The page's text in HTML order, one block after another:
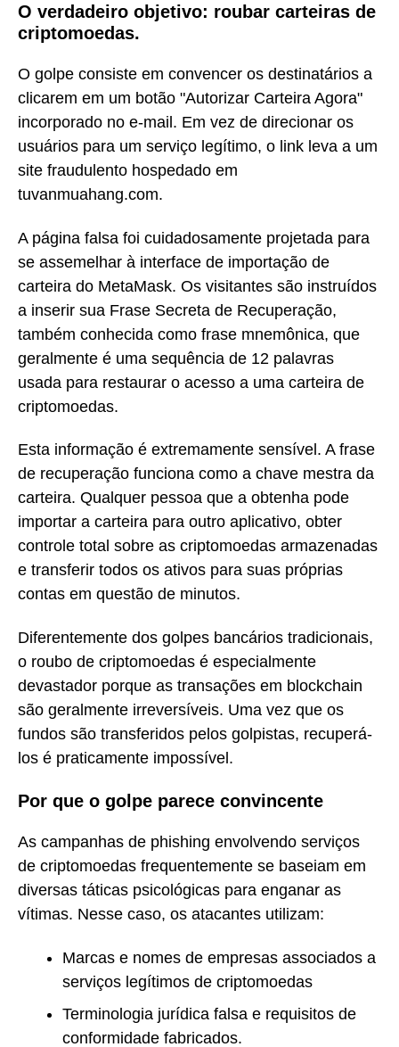
O verdadeiro objetivo: roubar carteiras de
criptomoedas.
O golpe consiste em convencer os destinatários a
clicarem em um botão "Autorizar Carteira Agora"
incorporado no e-mail. Em vez de direcionar os
usuários para um serviço legítimo, o link leva a um
site fraudulento hospedado em
tuvanmuahang.com.
A página falsa foi cuidadosamente projetada para
se assemelhar à interface de importação de
carteira do MetaMask. Os visitantes são instruídos
a inserir sua Frase Secreta de Recuperação,
também conhecida como frase mnemônica, que
geralmente é uma sequência de 12 palavras
usada para restaurar o acesso a uma carteira de
criptomoedas.
Esta informação é extremamente sensível. A frase
de recuperação funciona como a chave mestra da
carteira. Qualquer pessoa que a obtenha pode
importar a carteira para outro aplicativo, obter
controle total sobre as criptomoedas armazenadas
e transferir todos os ativos para suas próprias
contas em questão de minutos.
Diferentemente dos golpes bancários tradicionais,
o roubo de criptomoedas é especialmente
devastador porque as transações em blockchain
são geralmente irreversíveis. Uma vez que os
fundos são transferidos pelos golpistas, recuperá-
los é praticamente impossível.
Por que o golpe parece convincente
As campanhas de phishing envolvendo serviços
de criptomoedas frequentemente se baseiam em
diversas táticas psicológicas para enganar as
vítimas. Nesse caso, os atacantes utilizam:
Marcas e nomes de empresas associados a
serviços legítimos de criptomoedas
Terminologia jurídica falsa e requisitos de
conformidade fabricados.